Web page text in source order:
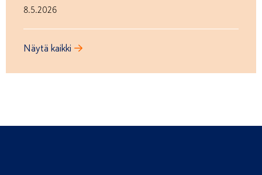
8.5.2026
Näytä kaikki